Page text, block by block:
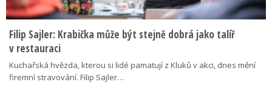
Filip Sajler: Krabička může být stejně dobrá jako talíř
v restauraci
Kuchařská hvězda, kterou si lidé pamatují z Kluků v akci, dnes mění
firemní stravování. Filip Sajler…